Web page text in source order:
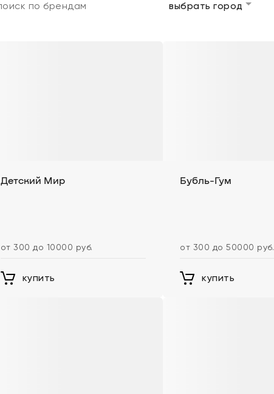
выбрать город
Детский Мир
от 300 до 10000 руб.
купить
Бубль-Гум
от 300 до 50000 руб.
купить